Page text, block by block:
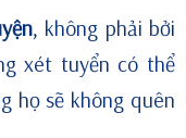
, không phải bởi
xét tuyển có thể
họ sẽ không quên